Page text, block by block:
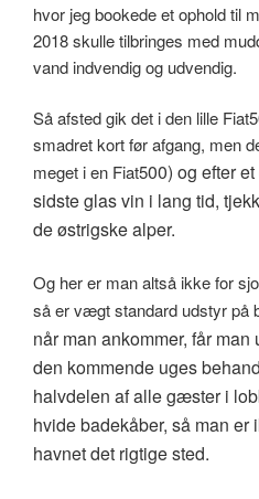
hvor jeg bookede et ophold til
2018 skulle tilbringes med
vand indvendig og udvendig.
Så afsted gik det i den lille
smadret kort før afgang, men
meget i en Fiat500) og efter
sidste glas vin i lang tid,
de østrigske alper.
Og her er man altså ikke for
så er vægt standard udstyr på
når man ankommer, får
den kommende uges
halvdelen af alle gæster i
hvide badekåber, så man er
havnet det rigtige sted.